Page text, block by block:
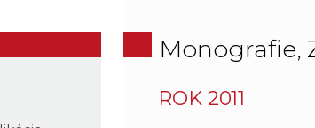
Monografie,
ROK 2011